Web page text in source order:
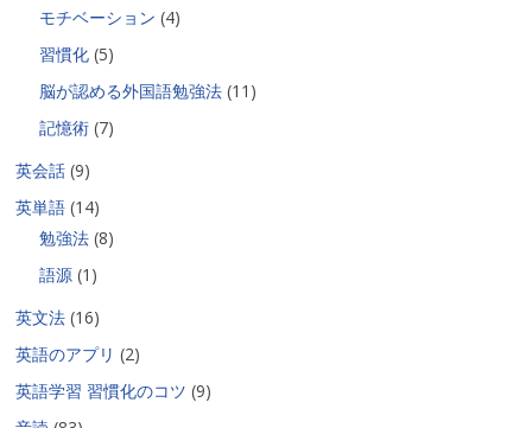
モチベーション (4)
習慣化 (5)
脳が認める外国語勉強法 (11)
記憶術 (7)
英会話 (9)
英単語 (14)
勉強法 (8)
語源 (1)
英文法 (16)
英語のアプリ (2)
英語学習 習慣化のコツ (9)